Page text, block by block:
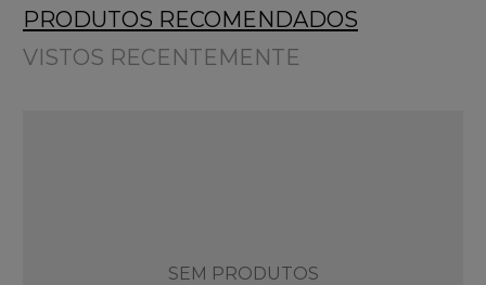
PRODUTOS RECOMENDADOS
VISTOS RECENTEMENTE
SEM PRODUTOS